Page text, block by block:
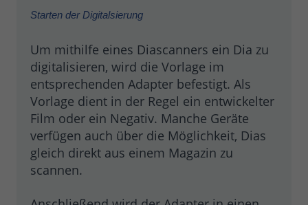
Starten der Digitalsierung
Um mithilfe eines Diascanners ein Dia zu
digitalisieren, wird die Vorlage im
entsprechenden Adapter befestigt. Als
Vorlage dient in der Regel ein entwickelter
Film oder ein Negativ. Manche Geräte
verfügen auch über die Möglichkeit, Dias
gleich direkt aus einem Magazin zu
scannen.